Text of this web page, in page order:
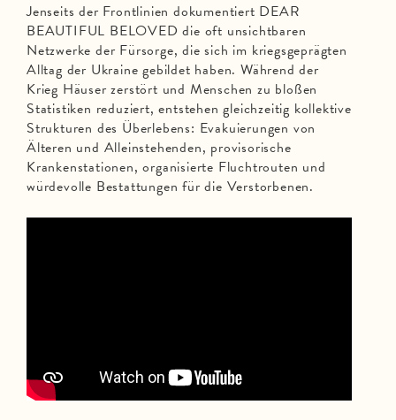
Jenseits der Frontlinien dokumentiert DEAR
BEAUTIFUL BELOVED die oft unsichtbaren
Netzwerke der Fürsorge, die sich im kriegsgeprägten
Alltag der Ukraine gebildet haben. Während der
Krieg Häuser zerstört und Menschen zu bloßen
Statistiken reduziert, entstehen gleichzeitig kollektive
Strukturen des Überlebens: Evakuierungen von
Älteren und Alleinstehenden, provisorische
Krankenstationen, organisierte Fluchtrouten und
würdevolle Bestattungen für die Verstorbenen.